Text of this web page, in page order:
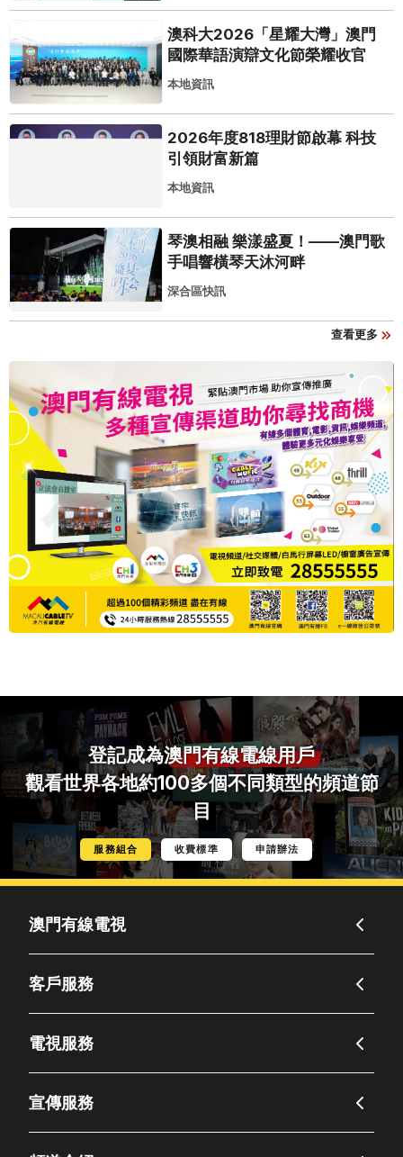
澳科大2026「星耀大灣」澳門
國際華語演辯文化節榮耀收官
本地資訊
2026年度818理財節啟幕 科技
引領財富新篇
本地資訊
琴澳相融 樂漾盛夏！——澳門歌
手唱響橫琴天沐河畔
深合區快訊
查看更多
登記成為澳門有線電線用戶
觀看世界各地約100多個不同類型的頻道節
目
服務組合 收費標準 申請辦法
澳門有線電視
客戶服務
電視服務
宣傳服務